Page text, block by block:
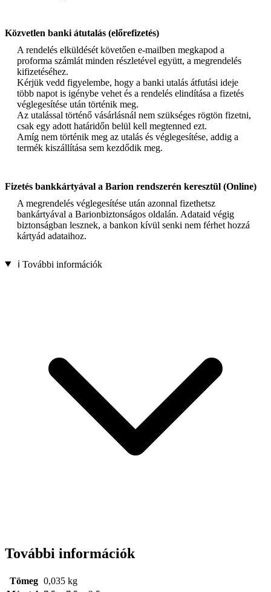
Közvetlen banki átutalás (előrefizetés)
A rendelés elküldését követően e-mailben megkapod a
proforma számlát minden részletével együtt, a megrendelés
kifizetéséhez.
Kérjük vedd figyelembe, hogy a banki utalás átfutási ideje
több napot is igénybe vehet és a rendelés elindítása a fizetés
véglegesítése után történik meg.
Az utalással történő vásárlásnál nem szükséges rögtön fizetni,
csak egy adott határidőn belül kell megtenned ezt.
Amíg nem történik meg az utalás és véglegesítése, addig a
termék kiszállítása sem kezdődik meg.
Fizetés bankkártyával a Barion rendszerén keresztül (Online)
A megrendelés véglegesítése után azonnal fizethetsz
bankártyával a Barionbiztonságos oldalán. Adataid végig
biztonságban lesznek, a bankon kívül senki nem férhet hozzá
kártyád adataihoz.
ℹ️ További információk
További információk
Tömeg 0,035 kg